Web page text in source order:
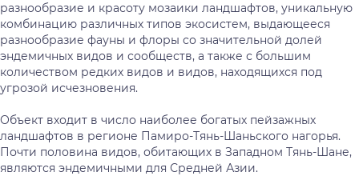
разнообразие и красоту мозаики ландшафтов, уникальную
комбинацию различных типов экосистем, выдающееся
разнообразие фауны и флоры со значительной долей
эндемичных видов и сообществ, а также с большим
количеством редких видов и видов, находящихся под
угрозой исчезновения.
Объект входит в число наиболее богатых пейзажных
ландшафтов в регионе Памиро-Тянь-Шаньского нагорья.
Почти половина видов, обитающих в Западном Тянь-Шане,
являются эндемичными для Средней Азии.